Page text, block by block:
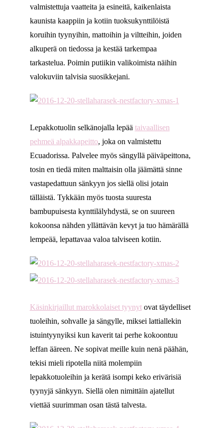
valmistettuja vaatteita ja esineitä, kaikenlaista
kaunista kaappiin ja kotiin tuoksukynttilöistä
koruihin tyynyihin, mattoihin ja viltteihin, joiden
alkuperä on tiedossa ja kestää tarkempaa
tarkastelua. Poimin putiikin valikoimista näihin
valokuviin talvisia suosikkejani.
Lepakkotuolin selkänojalla lepää taivaallisen
pehmeä alpakkapeitto, joka on valmistettu
Ecuadorissa. Palvelee myös sängyllä päiväpeittona,
tosin en tiedä miten malttaisin olla jäämättä sinne
vastapedattuun sänkyyn jos siellä olisi jotain
tälläistä. Tykkään myös tuosta suuresta
bambupuisesta kynttilälyhdystä, se on suureen
kokoonsa nähden yllättävän kevyt ja tuo hämärällä
lempeää, lepattavaa valoa talviseen kotiin.
Käsinkirjaillut marokkolaiset tyynytovat täydelliset
tuoleihin, sohvalle ja sängylle, miksei lattiallekin
istuintyynyiksi kun kaverit tai perhe kokoontuu
leffan ääreen. Ne sopivat meille kuin nenä päähän,
tekisi mieli ripotella niitä molempiin
lepakkotuoleihin ja kerätä isompi keko erivärisiä
tyynyjä sänkyyn. Siellä olen nimittäin ajatellut
viettää suurimman osan tästä talvesta.